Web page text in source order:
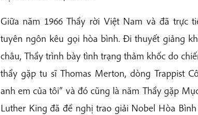
Giữa năm 1966 Thầy rời Việt Nam và đã trực
tuyên ngôn kêu gọi hòa bình. Đi thuyết giảng
châu, Thầy trình bày tình trạng thảm khốc do
thầy gặp tu sĩ Thomas Merton, dòng Trappist
anh em của tôi” và đó cũng là năm Thầy gặp
Luther King đã đề nghị trao giải Nobel Hòa